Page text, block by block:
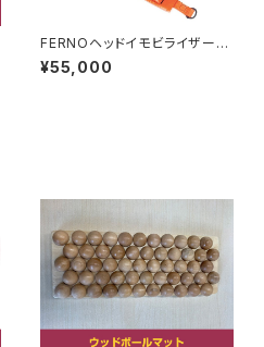
FERNOヘッドイモビライザー
モデル445（FERNOハイテック
バックボード モデル2010に対
¥55,000